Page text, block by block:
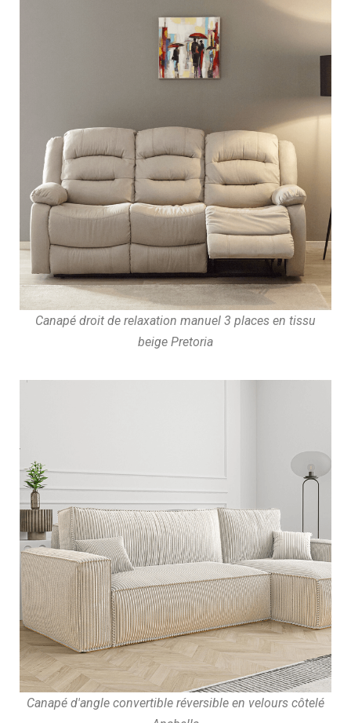
Canapé droit de relaxation manuel 3 places en tissu
beige Pretoria
Canapé d'angle convertible réversible en velours côtelé